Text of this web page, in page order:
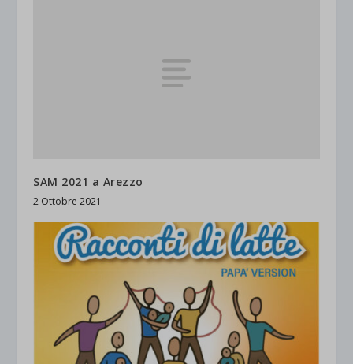
SAM 2021 a Arezzo
2 Ottobre 2021